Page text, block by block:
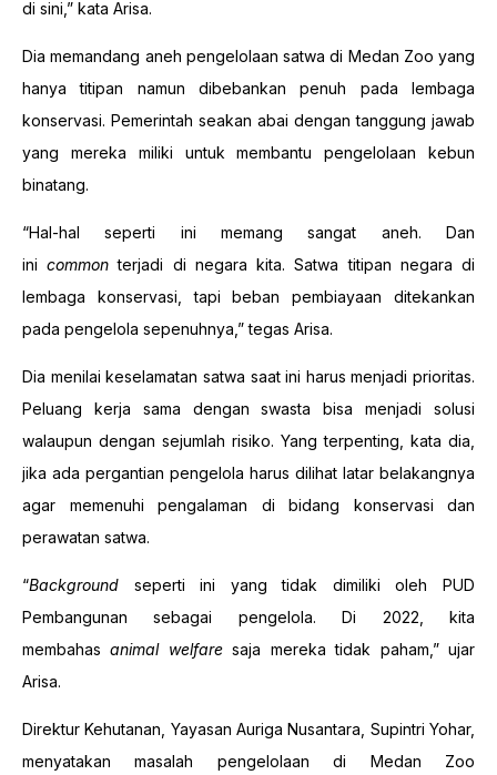
di sini,” kata Arisa.
Dia memandang aneh pengelolaan satwa di Medan Zoo yang
hanya titipan namun dibebankan penuh pada lembaga
konservasi. Pemerintah seakan abai dengan tanggung jawab
yang mereka miliki untuk membantu pengelolaan kebun
binatang.
“Hal-hal seperti ini memang sangat aneh. Dan
inicommon terjadi di negara kita. Satwa titipan negara di
lembaga konservasi, tapi beban pembiayaan ditekankan
pada pengelola sepenuhnya,” tegas Arisa.
Dia menilai keselamatan satwa saat ini harus menjadi prioritas.
Peluang kerja sama dengan swasta bisa menjadi solusi
walaupun dengan sejumlah risiko. Yang terpenting, kata dia,
jika ada pergantian pengelola harus dilihat latar belakangnya
agar memenuhi pengalaman di bidang konservasi dan
perawatan satwa.
“Background seperti ini yang tidak dimiliki oleh PUD
Pembangunan sebagai pengelola. Di 2022, kita
membahasanimal welfaresaja mereka tidak paham,” ujar
Arisa.
Direktur Kehutanan, Yayasan Auriga Nusantara, Supintri Yohar,
menyatakan masalah pengelolaan di Medan Zoo